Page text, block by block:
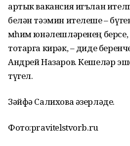
артык вакансия игълан
белән тәэмин ителеше –
мөһим юнәлешләренең
тотарга кирәк, – диде
Андрей Назаров. Кешеләр
түгел.
Зәйфә Салихова әзерләде.
Фото:pravitelstvorb.ru